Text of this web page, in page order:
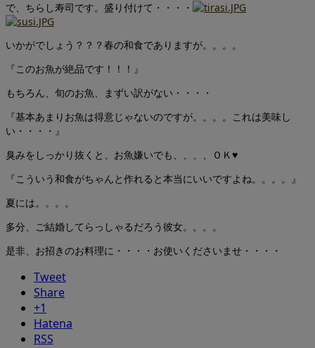
で、ちらし寿司です。盛り付けて・・・・
いかがでしょう？？？春の和食でありますが。。。。
『このお魚が絶品です！！！』
もちろん、旬のお魚、まずい訳がない・・・・
『基本あまりお魚は得意じゃないのですが。。。。これは美味し
い・・・・』
臭みをしっかり抜くと、お魚嫌いでも、、、、ＯＫ♥
『こういう和食がちゃんと作れると本当にいいですよね。。。。』
夏には。。。。
多分、ご結婚してらっしゃるだろう彼女。。。。
是非、お招きのお料理に・・・・お使いくださいませ・・・・
Tweet
Share
+1
Hatena
RSS